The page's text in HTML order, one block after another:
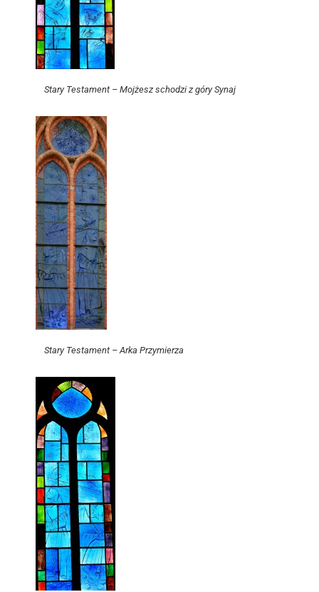
Stary Testament – Mojżesz schodzi z góry Synaj
Stary Testament – Arka Przymierza